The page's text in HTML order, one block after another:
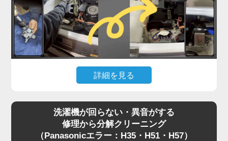
に内部を徹底洗浄する洗濯機分解クリーニングをお
すすめしています。
どうせ分解工賃がかかるなら、乾燥経路のホコリや
カビも一緒にリセット。
「トラブル前より乾燥の調子が良くなった」と喜ば
れる、一石二鳥の賢いメンテナンス方法です。
詳細を見る
たトラブルは、給水弁（水を入れる部品）の故障や
フィルター詰まりが主な原因です。
洗濯機が回らない・異音がする
修理から分解クリーニング
（Panasonicエラー：H35・H51・H57）